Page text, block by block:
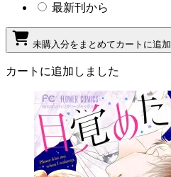
最新刊から
未購入分をまとめてカートに追加
カートに追加しました